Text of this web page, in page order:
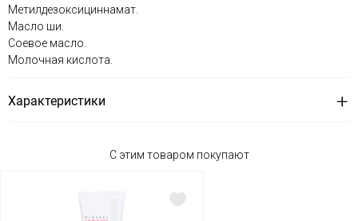
Метилдезоксициннамат.
Масло ши.
Соевое масло.
Молочная кислота.
Характеристики
С этим товаром покупают